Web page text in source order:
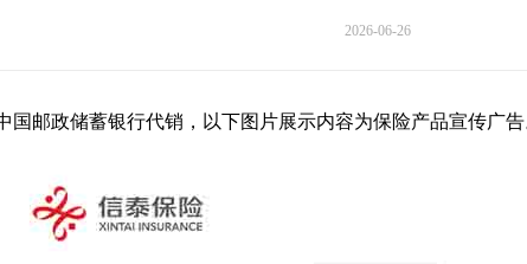
2026-06-26
国邮政储蓄银行代销，以下图片展示内容为保险产品宣传广告